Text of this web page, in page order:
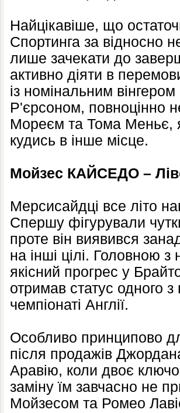
Найцікавіше, що
Спортинга за відносно
лише зачекати до
активно діяти в
із номінальним
Р'єрсоном, повноцінно
Мореєм та Тома Меньє,
кудись в інше місце.
Мойзес КАЙСЕДО –
Мерсисайдці все літо
Спершу фігурували
проте він виявився
на інші цілі. Головною
якісний прогрес у
отримав статус одного
чемпіонаті Англії.
Особливо принципово
після продажів
Аравію, коли двоє
заміну їм завчасно не
Мойзесом та Ромео